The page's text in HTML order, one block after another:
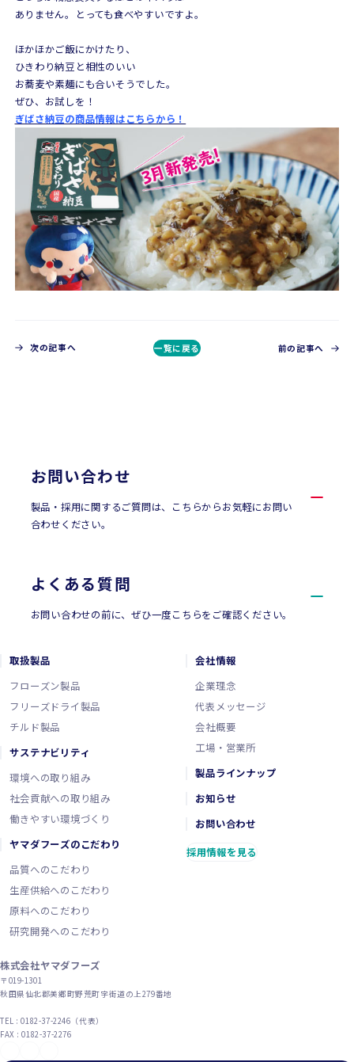
ありません。とっても食べやすいですよ。
ほかほかご飯にかけたり、
ひきわり納豆と相性のいい
お蕎麦や素麺にも合いそうでした。
ぜひ、お試しを！
ぎばさ納豆の商品情報はこちらから！
次の記事へ 一覧に戻る 前の記事へ
お問い合わせ
製品・採用に関するご質問は、こちらからお気軽にお問い
合わせください。
よくある質問
お問い合わせの前に、ぜひ一度こちらをご確認ください。
取扱製品
フローズン製品
フリーズドライ製品
チルド製品
サステナビリティ
環境への取り組み
社会貢献への取り組み
働きやすい環境づくり
ヤマダフーズのこだわり
品質へのこだわり
生産供給へのこだわり
原料へのこだわり
研究開発へのこだわり
会社情報
企業理念
代表メッセージ
会社概要
工場・営業所
製品ラインナップ
お知らせ
お問い合わせ
採用情報を見る
株式会社ヤマダフーズ
〒019-1301
秋田県仙北郡美郷町野荒町字街道の上279番地
TEL : 0182-37-2246（代表）
FAX : 0182-37-2276